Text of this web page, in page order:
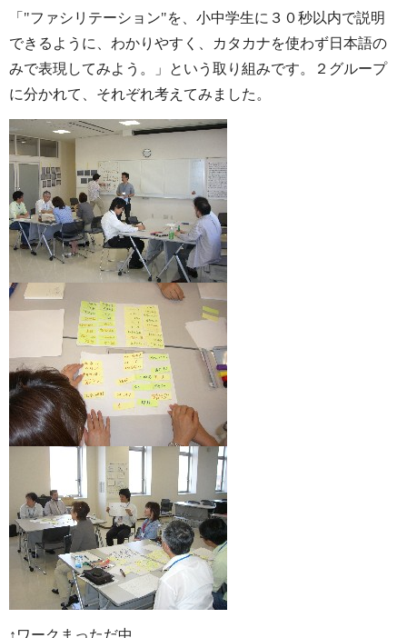
「"ファシリテーション"を、小中学生に３０秒以内で説明
できるように、わかりやすく、カタカナを使わず日本語の
みで表現してみよう。」という取り組みです。２グループ
に分かれて、それぞれ考えてみました。